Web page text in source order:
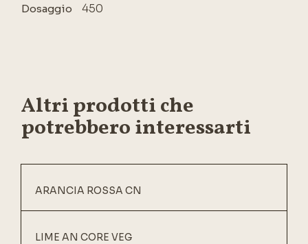
Dosaggio 450
Altri prodotti che
potrebbero interessarti
ARANCIA ROSSA CN
LIME AN CORE VEG